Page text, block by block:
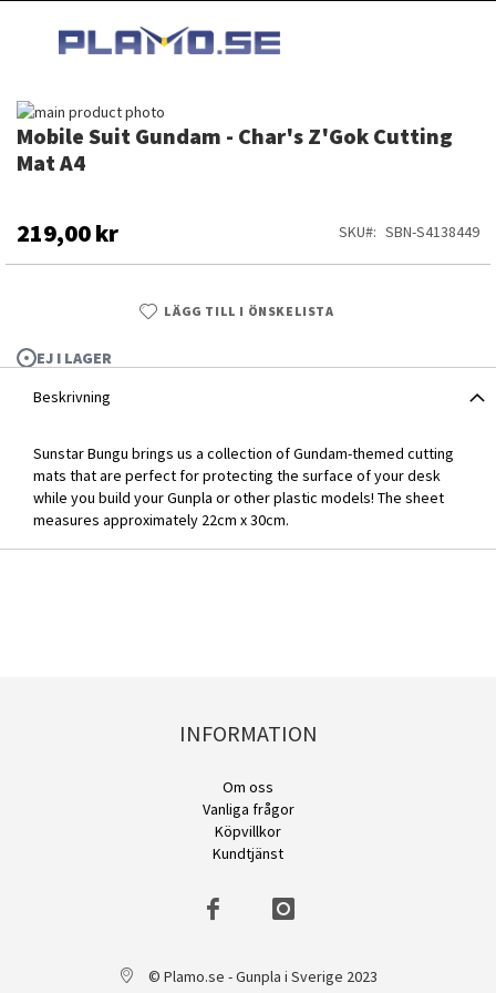
INNEHÅLLET
Mobile Suit Gundam - Char's Z'Gok Cutting
Mat A4
219,00 kr SKU SBN-S4138449
LÄGG TILL I ÖNSKELISTA
EJ I LAGER
Hoppa
till
slutet
av
Mobile Suit Gundam - Char's Z'Gok Cutting Mat A4
Hoppa
till
början
bildgalleriet
Beskrivning
Sunstar Bungu brings us a collection of Gundam-themed cutting
mats that are perfect for protecting the surface of your desk
while you build your Gunpla or other plastic models! The sheet
measures approximately 22cm x 30cm.
INFORMATION
Om oss
Vanliga frågor
Köpvillkor
Kundtjänst
© Plamo.se - Gunpla i Sverige 2023